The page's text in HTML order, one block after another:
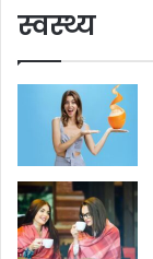
स्वस्थ्य